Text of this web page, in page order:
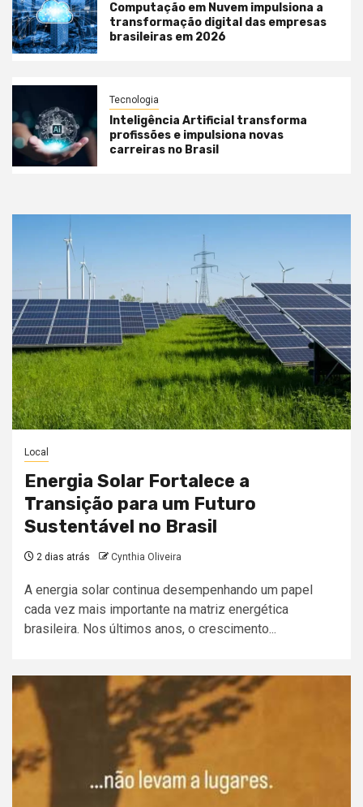
Computação em Nuvem impulsiona a
transformação digital das empresas
brasileiras em 2026
Tecnologia
Inteligência Artificial transforma
profissões e impulsiona novas
carreiras no Brasil
Local
Energia Solar Fortalece a
Transição para um Futuro
Sustentável no Brasil
2 dias atrás Cynthia Oliveira
A energia solar continua desempenhando um papel
cada vez mais importante na matriz energética
brasileira. Nos últimos anos, o crescimento...